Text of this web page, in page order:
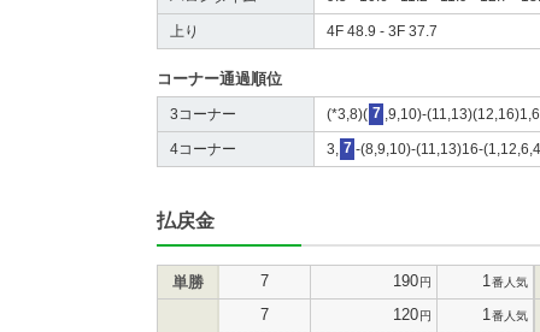
上り 4F 48.9 - 3F 37.7
コーナー通過順位
3コーナー (*3,8)( 7 ,9,10)-
4コーナー 3, 7 -(8,9,10)-(11,13)16-
払戻金
単勝 7 190円 1 番人気
7 120円 1 番人気